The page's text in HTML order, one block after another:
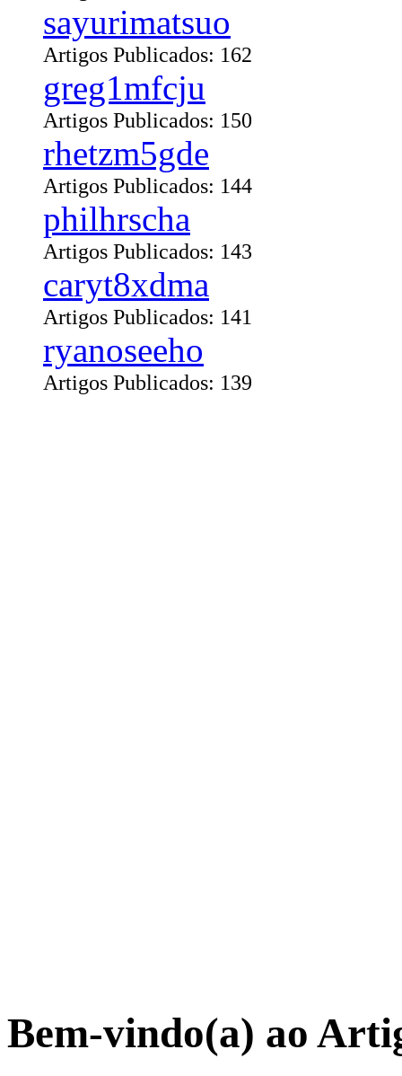
sayurimatsuo
Artigos Publicados: 162
greg1mfcju
Artigos Publicados: 150
rhetzm5gde
Artigos Publicados: 144
philhrscha
Artigos Publicados: 143
caryt8xdma
Artigos Publicados: 141
ryanoseeho
Artigos Publicados: 139
Bem-vindo(a) ao